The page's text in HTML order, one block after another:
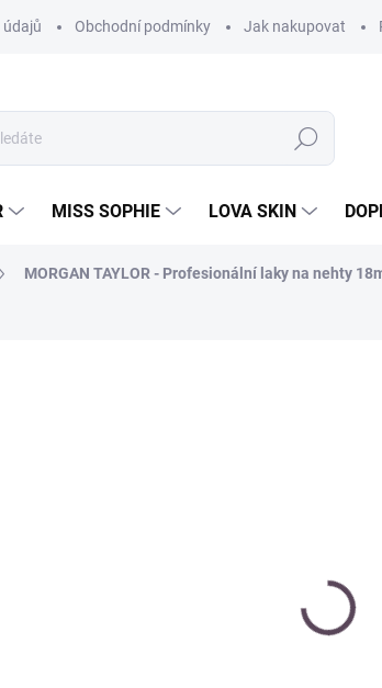
Obchodní podmínky Jak nakupovat
Hledat
MISS SOPHIE LOVA SKIN
MORGAN TAYLOR - Profesionální laky na nehty